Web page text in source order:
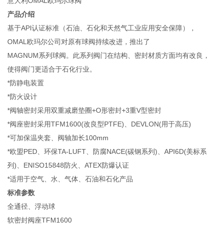
产品介绍
基于API认证标准（石油、石化和天然气工业应用安全保障），
OMAL欧玛尔公司对原有球阀持续改进，推出了
MAGNUM系列球阀。此系列阀门在结构、密封材质方面均有改良，
使得阀门更适合于石化行业。
*防静电装置
*防火设计
*阀轴密封采用双重减磨垫圈+O形密封+3重V型密封
*阀座密封采用TFM1600(改良型PTFE)、DEVLON(用于高压)
*可加保温夹套、阀轴加长100mm
*欧盟PED、环保TA-LUFT、防腐NACE(碳钢系列)、API6D(美标系
列)、ENISO15848防火、ATEX防爆认证
*适用于空气、水、气体、石油和石化产品
标准参数
全通径、浮动球
软密封阀座TFM1600